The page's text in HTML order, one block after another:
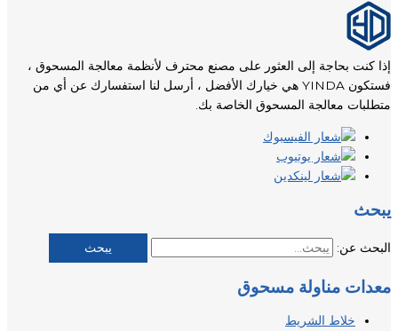
إذا كنت بحاجة إلى العثور على مصنع محترف لأنظمة معالجة المسحوق ،
فستكون YINDA هي خيارك الأفضل ، أرسل لنا استفسارك عن أي من
متطلبات معالجة المسحوق الخاصة بك.
يبحث
البحث عن:
معدات مناولة مسحوق
خلاط الشريط